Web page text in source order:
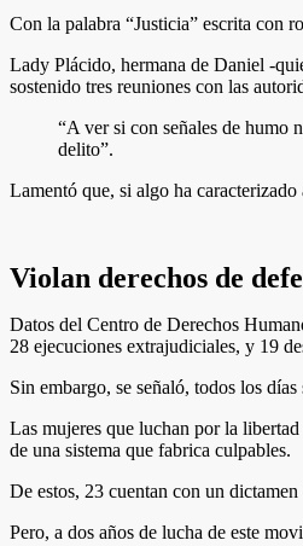
Con la palabra “Justicia” escrita con
Lady Plácido, hermana de Daniel -
sostenido tres reuniones con las
“A ver si con señales de humo
delito”.
Lamentó que, si algo ha
Violan derechos de
Datos del Centro de Derechos
28 ejecuciones extrajudiciales, y 19
Sin embargo, se señaló, todos los
Las mujeres que luchan por la
de una sistema que fabrica culpables.
De estos, 23 cuentan con un
Pero, a dos años de lucha de este